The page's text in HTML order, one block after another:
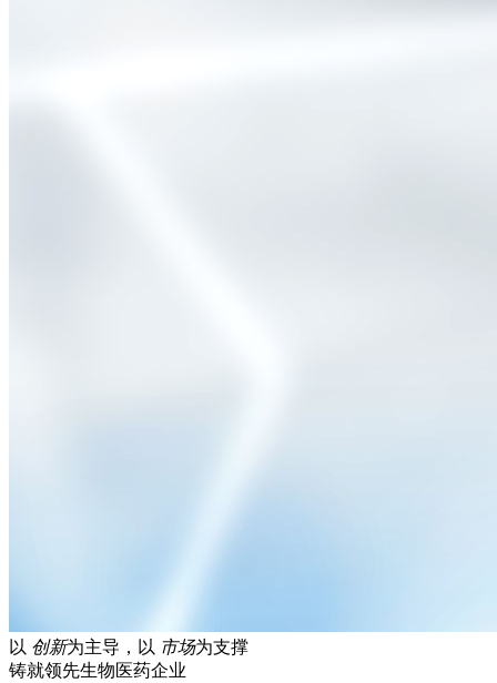
以 创新为主导，以 市场为支撑
铸就领先生物医药企业